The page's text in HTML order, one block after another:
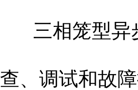
三相笼型异
查、调试和故